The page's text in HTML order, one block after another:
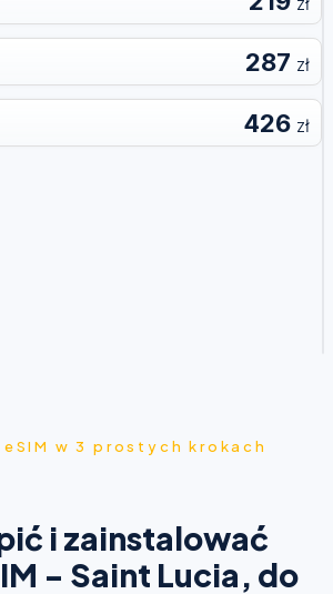
287 zł
426 zł
w 3 prostych krokach
i zainstalować
- Saint Lucia, do